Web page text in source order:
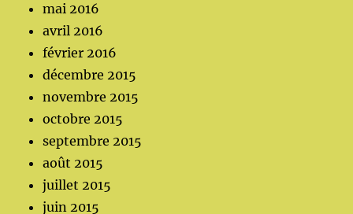
mai 2016
avril 2016
février 2016
décembre 2015
novembre 2015
octobre 2015
septembre 2015
août 2015
juillet 2015
juin 2015